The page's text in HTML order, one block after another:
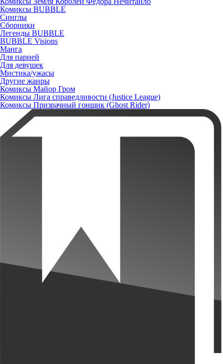
Комиксы BUBBLE
Синглы
Сборники
Легенды BUBBLE
BUBBLE Visions
Манга
Для парней
Для девушек
Мистика/ужасы
Другие жанры
Комиксы Майор Гром
Комиксы Лига справедливости (Justice League)
Комиксы Призрачный гонщик (Ghost Rider)